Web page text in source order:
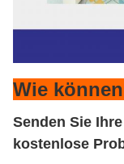
Wie
Senden Sie
kostenlose